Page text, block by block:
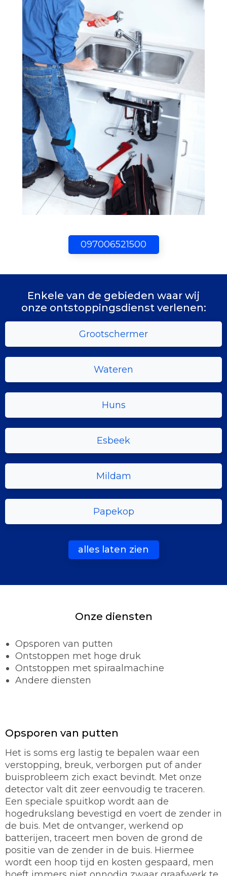
097006521500
Enkele van de gebieden waar wij
onze ontstoppingsdienst verlenen:
Grootschermer
Wateren
Huns
Esbeek
Mildam
Papekop
alles laten zien
Onze diensten
Opsporen van putten
Ontstoppen met hoge druk
Ontstoppen met spiraalmachine
Andere diensten
Opsporen van putten
Het is soms erg lastig te bepalen waar een
verstopping, breuk, verborgen put of ander
buisprobleem zich exact bevindt. Met onze
detector valt dit zeer eenvoudig te traceren.
Een speciale spuitkop wordt aan de
hogedrukslang bevestigd en voert de zender in
de buis. Met de ontvanger, werkend op
batterijen, traceert men boven de grond de
positie van de zender in de buis. Hiermee
wordt een hoop tijd en kosten gespaard, men